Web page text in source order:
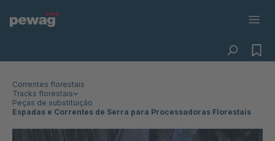
Correntes florestais
Tracks florestais
Peças de substituição
Espadas e Correntes de Serra para Processadoras Florestais